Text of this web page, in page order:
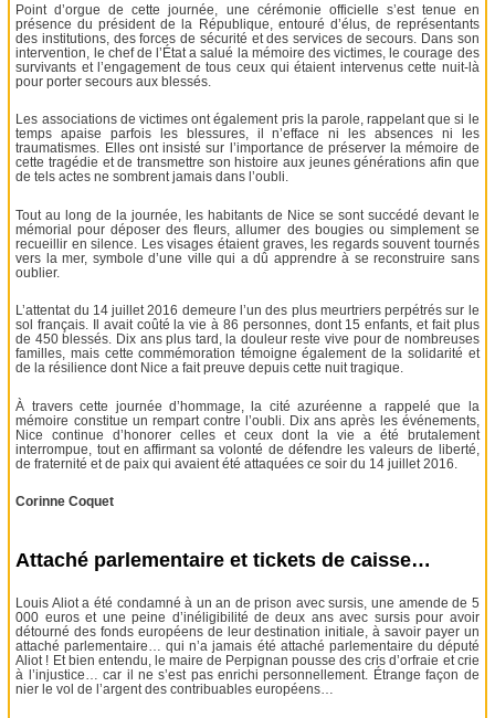
Point d’orgue de cette journée, une cérémonie officielle s’est tenue en
présence du président de la République, entouré d’élus, de représentants
des institutions, des forces de sécurité et des services de secours. Dans son
intervention, le chef de l’État a salué la mémoire des victimes, le courage des
survivants et l’engagement de tous ceux qui étaient intervenus cette nuit-là
pour porter secours aux blessés.
Les associations de victimes ont également pris la parole, rappelant que si le
temps apaise parfois les blessures, il n’efface ni les absences ni les
traumatismes. Elles ont insisté sur l’importance de préserver la mémoire de
cette tragédie et de transmettre son histoire aux jeunes générations afin que
de tels actes ne sombrent jamais dans l’oubli.
Tout au long de la journée, les habitants de Nice se sont succédé devant le
mémorial pour déposer des fleurs, allumer des bougies ou simplement se
recueillir en silence. Les visages étaient graves, les regards souvent tournés
vers la mer, symbole d’une ville qui a dû apprendre à se reconstruire sans
oublier.
L’attentat du 14 juillet 2016 demeure l’un des plus meurtriers perpétrés sur le
sol français. Il avait coûté la vie à 86 personnes, dont 15 enfants, et fait plus
de 450 blessés. Dix ans plus tard, la douleur reste vive pour de nombreuses
familles, mais cette commémoration témoigne également de la solidarité et
de la résilience dont Nice a fait preuve depuis cette nuit tragique.
À travers cette journée d’hommage, la cité azuréenne a rappelé que la
mémoire constitue un rempart contre l’oubli. Dix ans après les événements,
Nice continue d’honorer celles et ceux dont la vie a été brutalement
interrompue, tout en affirmant sa volonté de défendre les valeurs de liberté,
de fraternité et de paix qui avaient été attaquées ce soir du 14 juillet 2016.
Corinne Coquet
Attaché parlementaire et tickets de caisse…
Louis Aliot a été condamné à un an de prison avec sursis, une amende de 5
000 euros et une peine d’inéligibilité de deux ans avec sursis pour avoir
détourné des fonds européens de leur destination initiale, à savoir payer un
attaché parlementaire… qui n’a jamais été attaché parlementaire du député
Aliot ! Et bien entendu, le maire de Perpignan pousse des cris d’orfraie et crie
à l’injustice… car il ne s’est pas enrichi personnellement. Étrange façon de
nier le vol de l’argent des contribuables européens…